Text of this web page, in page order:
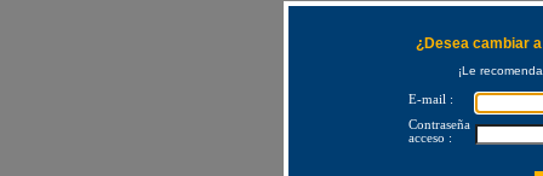
¿Desea cambiar
¡Le
E-mail :
Contraseña
acceso :